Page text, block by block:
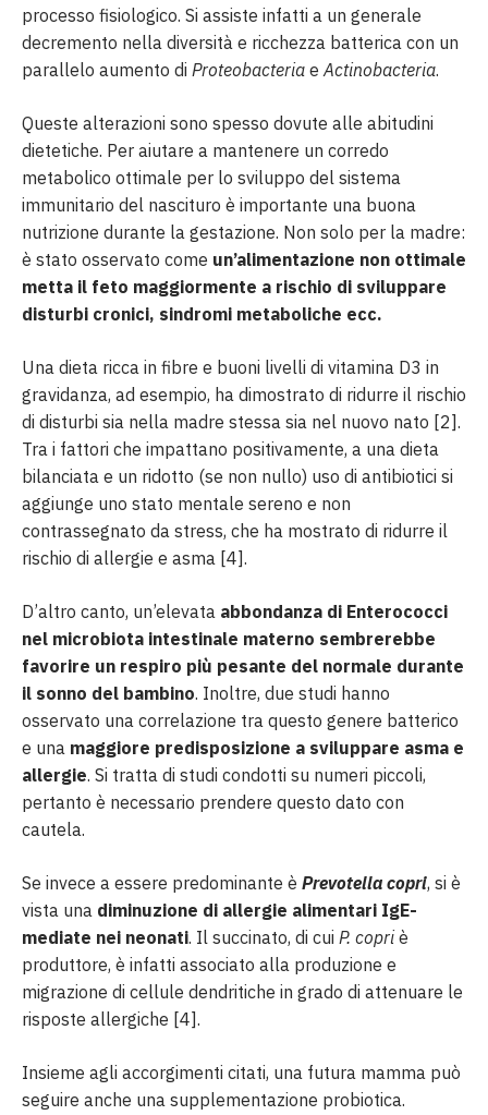
processo fisiologico. Si assiste infatti a un generale
decremento nella diversità e ricchezza batterica con un
parallelo aumento di Proteobacteria e Actinobacteria.
Queste alterazioni sono spesso dovute alle abitudini
dietetiche. Per aiutare a mantenere un corredo
metabolico ottimale per lo sviluppo del sistema
immunitario del nascituro è importante una buona
nutrizione durante la gestazione. Non solo per la madre:
è stato osservato come un’alimentazione non ottimale
metta il feto maggiormente a rischio di sviluppare
disturbi cronici, sindromi metaboliche ecc.
Una dieta ricca in fibre e buoni livelli di vitamina D3 in
gravidanza, ad esempio, ha dimostrato di ridurre il rischio
di disturbi sia nella madre stessa sia nel nuovo nato [2].
Tra i fattori che impattano positivamente, a una dieta
bilanciata e un ridotto (se non nullo) uso di antibiotici si
aggiunge uno stato mentale sereno e non
contrassegnato da stress, che ha mostrato di ridurre il
rischio di allergie e asma [4].
D’altro canto, un’elevata abbondanza di Enterococci
nel microbiota intestinale materno sembrerebbe
favorire un respiro più pesante del normale durante
il sonno del bambino. Inoltre, due studi hanno
osservato una correlazione tra questo genere batterico
e una maggiore predisposizione a sviluppare asma e
allergie. Si tratta di studi condotti su numeri piccoli,
pertanto è necessario prendere questo dato con
cautela.
Se invece a essere predominante è Prevotella copri, si è
vista una diminuzione di allergie alimentari IgE-
mediate nei neonati. Il succinato, di cui P. copriè
produttore, è infatti associato alla produzione e
migrazione di cellule dendritiche in grado di attenuare le
risposte allergiche [4].
Insieme agli accorgimenti citati, una futura mamma può
seguire anche una supplementazione probiotica.